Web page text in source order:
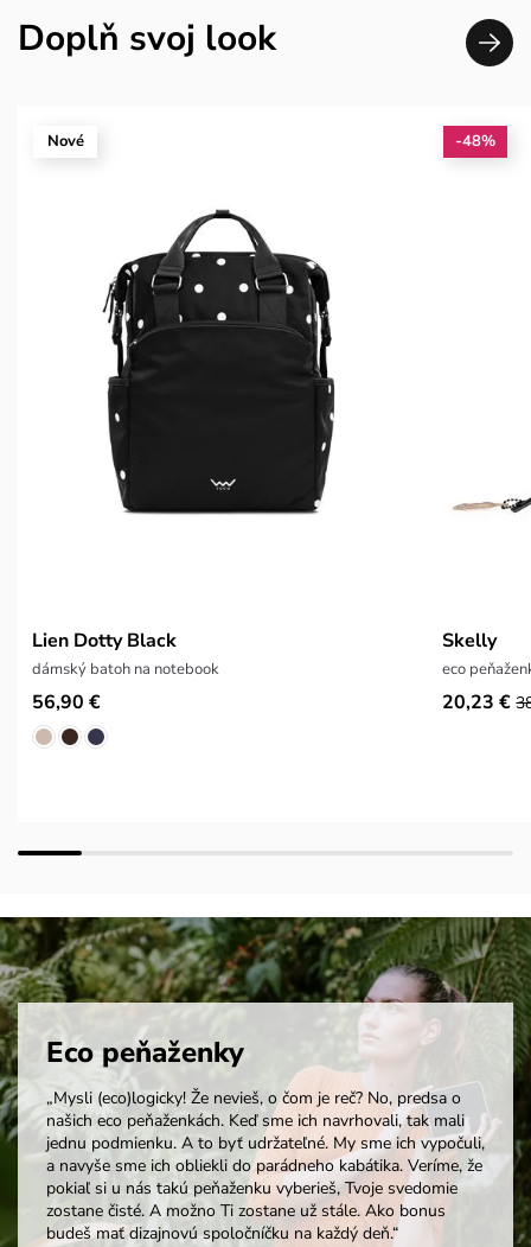
Doplň svoj look
Nové
Lien Dotty Black
dámský batoh na notebook
56,90 €
-48%
Skelly
eco
20,23 €
Eco peňaženky
„Mysli (eco)logicky! Že nevieš, o čom je reč? No, predsa o
našich eco peňaženkách. Keď sme ich navrhovali, tak mali
jednu podmienku. A to byť udržateľné. My sme ich vypočuli,
a navyše sme ich obliekli do parádneho kabátika. Veríme, že
pokiaľ si u nás takú peňaženku vyberieš, Tvoje svedomie
zostane čisté. A možno Ti zostane už stále. Ako bonus
budeš mať dizajnovú spoločníčku na každý deň.“